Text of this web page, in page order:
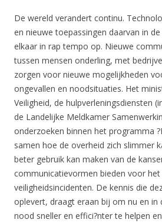
De wereld verandert continu.
en nieuwe toepassingen daarvan in
elkaar in rap tempo op. Nieuwe
tussen mensen onderling, met
zorgen voor nieuwe mogelijkheden
ongevallen en noodsituaties. Het
Veiligheid, de hulpverleningsdiensten
de Landelijke Meldkamer
onderzoeken binnen het programma
samen hoe de overheid zich slimmer
beter gebruik kan maken van de
communicatievormen bieden voor het
veiligheidsincidenten. De kennis die
oplevert, draagt eraan bij om nu en in
nood sneller en effici?nter te helpen